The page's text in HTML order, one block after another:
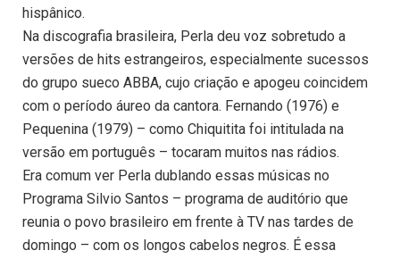
hispânico.
Na discografia brasileira, Perla deu voz sobretudo a
versões de hits estrangeiros, especialmente sucessos
do grupo sueco ABBA, cujo criação e apogeu coincidem
com o período áureo da cantora. Fernando (1976) e
Pequenina (1979) – como Chiquitita foi intitulada na
versão em português – tocaram muitos nas rádios.
Era comum ver Perla dublando essas músicas no
Programa Silvio Santos – programa de auditório que
reunia o povo brasileiro em frente à TV nas tardes de
domingo – com os longos cabelos negros. É essa